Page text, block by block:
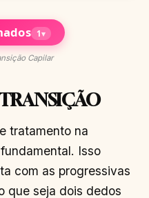
1▾
Capilar
tratamento na
Isso
com as progressivas
que seja dois dedos